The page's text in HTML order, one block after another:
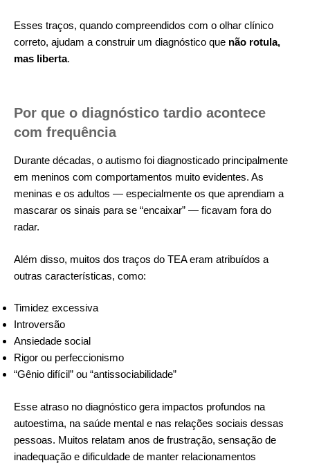
Esses traços, quando compreendidos com o olhar clínico
correto, ajudam a construir um diagnóstico que não rotula,
mas liberta.
Por que o diagnóstico tardio acontece
com frequência
Durante décadas, o autismo foi diagnosticado principalmente
em meninos com comportamentos muito evidentes. As
meninas e os adultos — especialmente os que aprendiam a
mascarar os sinais para se “encaixar” — ficavam fora do
radar.
Além disso, muitos dos traços do TEA eram atribuídos a
outras características, como:
Timidez excessiva
Introversão
Ansiedade social
Rigor ou perfeccionismo
“Gênio difícil” ou “antissociabilidade”
Esse atraso no diagnóstico gera impactos profundos na
autoestima, na saúde mental e nas relações sociais dessas
pessoas. Muitos relatam anos de frustração, sensação de
inadequação e dificuldade de manter relacionamentos